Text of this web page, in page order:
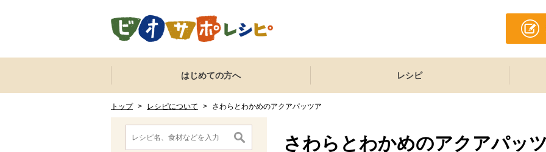
ここからサイト内共通メニューです。
サイト内共通メニューをスキップする
はじめての方へ レシピ
トップ > レシピについて > さわらとわかめのアクアパッツア
ここから消費材検索メニューです。
消費材検索メニューここまで。
ここから本文です。
さわらとわかめのアクアパッ